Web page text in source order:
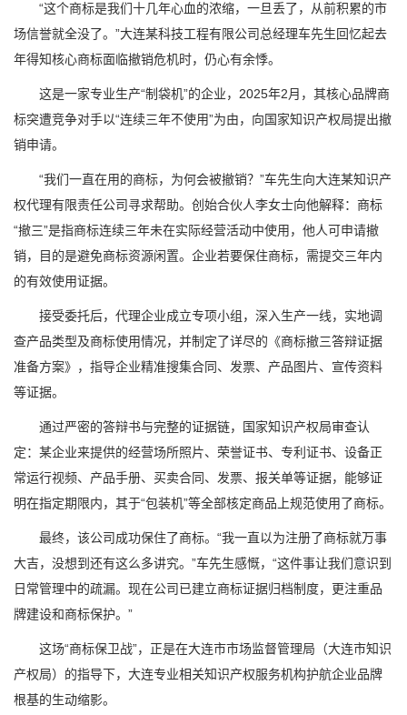
“这个商标是我们十几年心血的浓缩，一旦丢了，从前积累的市
场信誉就全没了。”大连某科技工程有限公司总经理车先生回忆起去
年得知核心商标面临撤销危机时，仍心有余悸。
这是一家专业生产“制袋机”的企业，2025年2月，其核心品牌商
标突遭竞争对手以“连续三年不使用”为由，向国家知识产权局提出撤
销申请。
“我们一直在用的商标，为何会被撤销？”车先生向大连某知识产
权代理有限责任公司寻求帮助。创始合伙人李女士向他解释：商标
“撤三”是指商标连续三年未在实际经营活动中使用，他人可申请撤
销，目的是避免商标资源闲置。企业若要保住商标，需提交三年内
的有效使用证据。
接受委托后，代理企业成立专项小组，深入生产一线，实地调
查产品类型及商标使用情况，并制定了详尽的《商标撤三答辩证据
准备方案》，指导企业精准搜集合同、发票、产品图片、宣传资料
等证据。
通过严密的答辩书与完整的证据链，国家知识产权局审查认
定：某企业来提供的经营场所照片、荣誉证书、专利证书、设备正
常运行视频、产品手册、买卖合同、发票、报关单等证据，能够证
明在指定期限内，其于“包装机”等全部核定商品上规范使用了商标。
最终，该公司成功保住了商标。“我一直以为注册了商标就万事
大吉，没想到还有这么多讲究。”车先生感慨，“这件事让我们意识到
日常管理中的疏漏。现在公司已建立商标证据归档制度，更注重品
牌建设和商标保护。”
这场“商标保卫战”，正是在大连市市场监督管理局（大连市知识
产权局）的指导下，大连专业相关知识产权服务机构护航企业品牌
根基的生动缩影。